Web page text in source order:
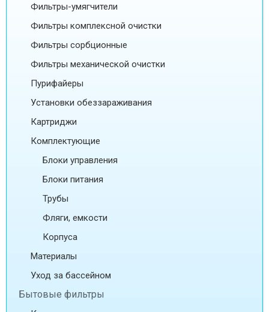
Фильтры-умягчители
Фильтры комплексной очистки
Фильтры сорбционные
Фильтры механической очистки
Пурифайеры
Установки обеззараживания
Картриджи
Комплектующие
Блоки управления
Блоки питания
Трубы
Фляги, емкости
Корпуса
Материалы
Уход за бассейном
Бытовые фильтры